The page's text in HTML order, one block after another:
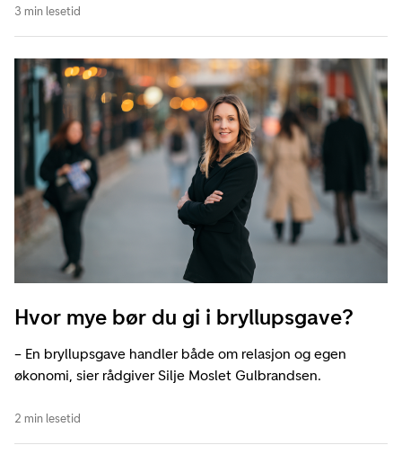
3 min lesetid
Hvor mye bør du gi i bryllupsgave?
– En bryllupsgave handler både om relasjon og egen
økonomi, sier rådgiver Silje Moslet Gulbrandsen.
2 min lesetid